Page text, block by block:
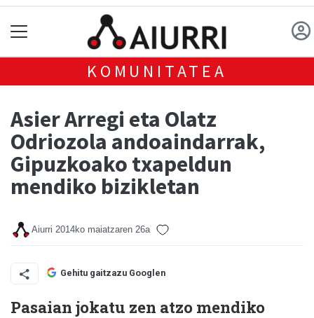
KOMUNITATEA
Asier Arregi eta Olatz
Odriozola andoaindarrak,
Gipuzkoako txapeldun
mendiko bizikletan
Aiurri 2014ko maiatzaren 26a
Gehitu gaitzazu Googlen
Pasaian jokatu zen atzo mendiko